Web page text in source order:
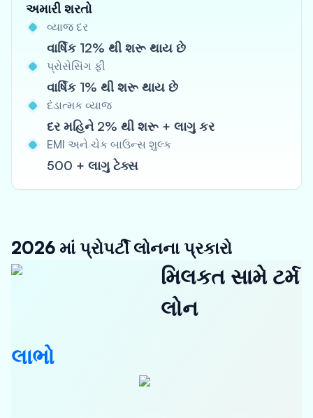
અમારી શરતો
વ્યાજ દર
વાર્ષિક 12% થી શરૂ થાય છે
પ્રોસેસિંગ ફી
વાર્ષિક 1% થી શરૂ થાય છે
દંડાત્મક વ્યાજ
દર મહિને 2% થી શરૂ + લાગુ કર
EMI અને ચેક બાઉન્સ શુલ્ક
500 + લાગુ ટેક્સ
2026 માં પ્રોપર્ટી લોનના પ્રકારો
મિલકત સામે ટર્મ
લોન
લાભો